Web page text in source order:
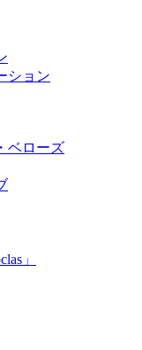
ション
ベローズ
」